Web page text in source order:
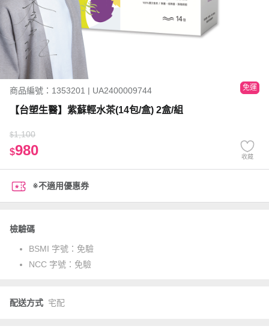
商品編號：1353201 | UA2400009744 免運
【台塑生醫】紫蘇輕水茶(14包/盒) 2盒/組
$1,100
$980 收藏
※不適用優惠券
檢驗碼
BSMI 字號： 免驗
NCC 字號： 免驗
配送方式 宅配